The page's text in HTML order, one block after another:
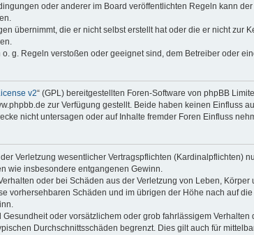
oder anderer im Board veröffentlichten Regeln kann
übernimmt, die er nicht selbst erstellt hat oder die er nicht zur
g. Regeln verstoßen oder geeignet sind, dem Betreiber oder
v2“ (GPL) bereitgestellten Foren-Software von phpBB
zur Verfügung gestellt. Beide haben keinen Einfluss
nicht untersagen oder auf Inhalte fremder Foren Einfluss
Verletzung wesentlicher Vertragspflichten (Kardinalpflichten)
wie insbesondere entgangenen Gewinn.
oder bei Schäden aus der Verletzung von Leben, Körper
vorhersehbaren Schäden und im übrigen der Höhe nach auf
oder vorsätzlichem oder grob fahrlässigem
Durchschnittsschäden begrenzt. Dies gilt auch für